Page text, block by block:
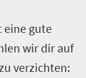
eine gute
wir dir auf
verzichten: